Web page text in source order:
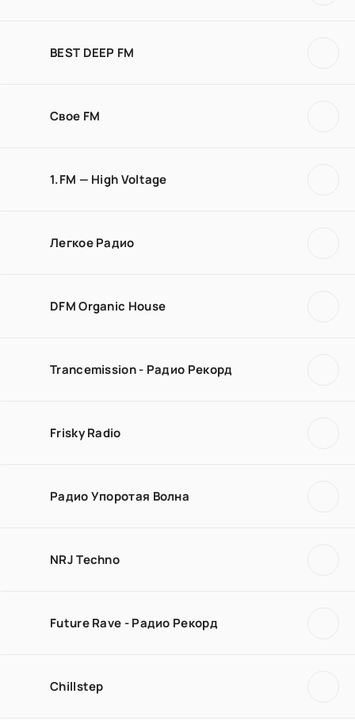
BEST DEEP FM
Свое FM
1.FM — High Voltage
Легкое Радио
DFM Organic House
Trancemission - Радио Рекорд
Frisky Radio
Радио Упоротая Волна
NRJ Techno
Future Rave - Радио Рекорд
Chillstep